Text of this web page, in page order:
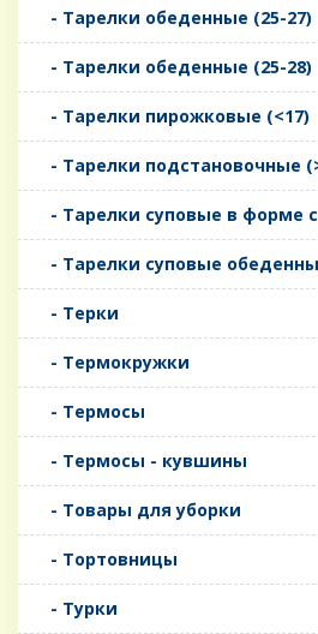
- Тарелки обеденные (25-27)
- Тарелки обеденные (25-28)
- Тарелки пирожковые (<17)
- Тарелки подстановочные
- Тарелки суповые в форме
- Тарелки суповые
- Терки
- Термокружки
- Термосы
- Термосы - кувшины
- Товары для уборки
- Тортовницы
- Турки